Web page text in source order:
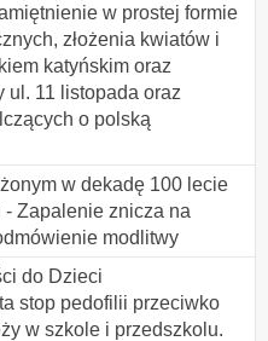
w prostej formie
złożenia kwiatów i
katyńskim oraz
ul. 11 listopada oraz
o polską
w dekadę 100 lecie
Zapalenie znicza na
modlitwy
do Dzieci
stop pedofilii przeciwko
w szkole i przedszkolu.